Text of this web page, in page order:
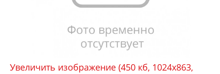
Увеличить изображение (450 кб, 1024х863,